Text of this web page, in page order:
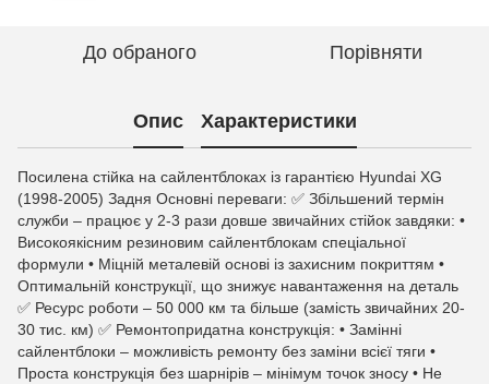
До обраного Порівняти
Опис Характеристики
Посилена стійка на сайлентблоках із гарантією Hyundai XG
(1998-2005) Задня Основні переваги: ✅ Збільшений термін
служби – працює у 2-3 рази довше звичайних стійок завдяки: •
Високоякісним резиновим сайлентблокам спеціальної
формули • Міцній металевій основі із захисним покриттям •
Оптимальній конструкції, що знижує навантаження на деталь
✅ Ресурс роботи – 50 000 км та більше (замість звичайних 20-
30 тис. км) ✅ Ремонтопридатна конструкція: • Замінні
сайлентблоки – можливість ремонту без заміни всієї тяги •
Проста конструкція без шарнірів – мінімум точок зносу • Не